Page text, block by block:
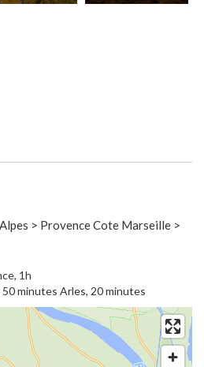
> Provence Cote Marseille >
1h
50 minutes Arles, 20 minutes